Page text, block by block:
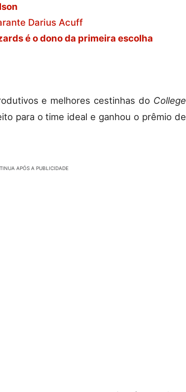
Darius Acuff
é o dono da primeira escolha
e melhores cestinhas do College
para o time ideal e ganhou o prêmio de
APÓS A PUBLICIDADE